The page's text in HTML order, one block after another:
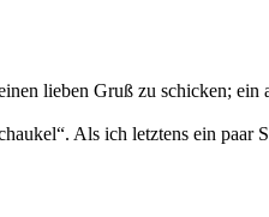
lieben Gruß zu schicken;
Als ich letztens ein paar